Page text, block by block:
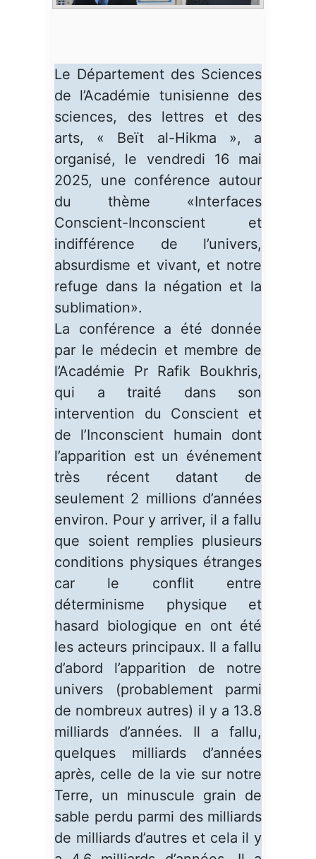
Le Département des Sciences
de l’Académie tunisienne des
sciences, des lettres et des
arts, « Beït al-Hikma », a
organisé, le vendredi 16 mai
2025, une conférence autour
du thème «Interfaces
Conscient-Inconscient et
indifférence de l’univers,
absurdisme et vivant, et notre
refuge dans la négation et la
sublimation».
La conférence a été donnée
par le médecin et membre de
l’Académie Pr Rafik Boukhris,
qui a traité dans son
intervention du Conscient et
de l’Inconscient humain dont
l’apparition est un événement
très récent datant de
seulement 2 millions d’années
environ. Pour y arriver, il a fallu
que soient remplies plusieurs
conditions physiques étranges
car le conflit entre
déterminisme physique et
hasard biologique en ont été
les acteurs principaux. Il a fallu
d’abord l’apparition de notre
univers (probablement parmi
de nombreux autres) il y a 13.8
milliards d’années. Il a fallu,
quelques milliards d’années
après, celle de la vie sur notre
Terre, un minuscule grain de
sable perdu parmi des milliards
de milliards d’autres et cela il y